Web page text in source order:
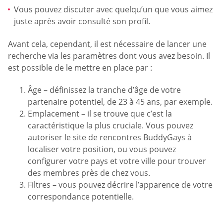
Vous pouvez discuter avec quelqu’un que vous aimez
juste après avoir consulté son profil.
Avant cela, cependant, il est nécessaire de lancer une
recherche via les paramètres dont vous avez besoin. Il
est possible de le mettre en place par :
Âge – définissez la tranche d’âge de votre
partenaire potentiel, de 23 à 45 ans, par exemple.
Emplacement – il se trouve que c’est la
caractéristique la plus cruciale. Vous pouvez
autoriser le site de rencontres BuddyGays à
localiser votre position, ou vous pouvez
configurer votre pays et votre ville pour trouver
des membres près de chez vous.
Filtres – vous pouvez décrire l’apparence de votre
correspondance potentielle.